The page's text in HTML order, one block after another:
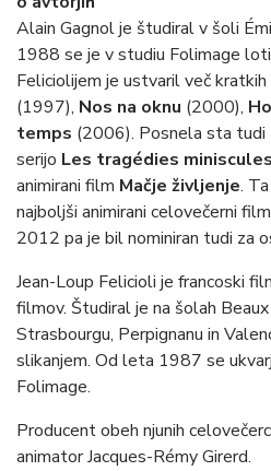
Alain Gagnol je študiral v šoli
1988 se je v studiu Folimage
Feliciolijem je ustvaril več kratkih
(1997), Nos na oknu (2000),
temps (2006). Posnela sta tudi
serijo Les tragédies miniscules
animirani film Mačje življenje.
najboljši animirani celovečerni
2012 pa je bil nominiran tudi za
Jean-Loup Felicioli je francoski
filmov. Študiral je na šolah
Strasbourgu, Perpignanu in
slikanjem. Od leta 1987 se
Folimage.
Producent obeh njunih
animator Jacques-Rémy Girerd.